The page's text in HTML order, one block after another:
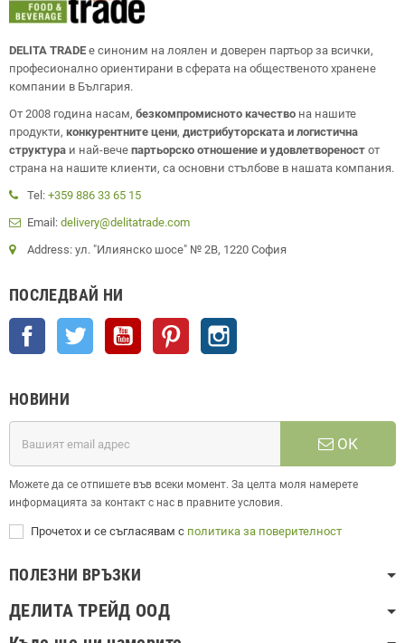
DELITA TRADE е синоним на лоялен и доверен партьор за всички,
професионално ориентирани в сферата на общественото хранене
компании в България.
От 2008 година насам, безкомпромисното качество на нашите
продукти, конкурентните цени, дистрибуторската и логистична
структура и най-вече партьорско отношение и удовлетвореност от
страна на нашите клиенти, са основни стълбове в нашата компания.
Tel: +359 886 33 65 15
Email: delivery@delitatrade.com
Address: ул. "Илиянско шосе" № 2В, 1220 София
ПОСЛЕДВАЙ НИ
Facebook Twitter YouTube Pinterest
НОВИНИ
ОК
Можете да се отпишете във всеки момент. За целта моля намерете
информацията за контакт с нас в правните условия.
Прочетох и се съгласявам с политика за поверителност
ПОЛЕЗНИ ВРЪЗКИ
ДЕЛИТА ТРЕЙД ООД